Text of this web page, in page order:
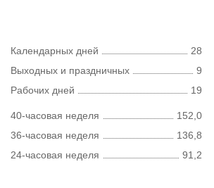
Календарных дней
28
Выходных и праздничных
9
Рабочих дней
19
40-часовая неделя
152,0
36-часовая неделя
136,8
24-часовая неделя
91,2